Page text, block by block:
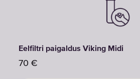
Eelfiltri paigaldus Viking Midi
70 €